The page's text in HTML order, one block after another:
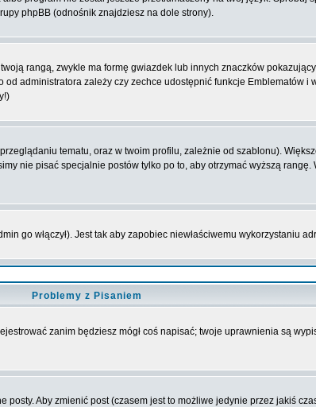
phpBB (odnośnik znajdziesz na dole strony).
rangą, zwykle ma formę gwiazdek lub innych znaczków
administratora zależy czy zechce udostępnić funkcje Emblematów
tematu, oraz w twoim profilu, zależnie od szablonu).
nie pisać specjalnie postów tylko po to, aby otrzymać wyższą
go włączył). Jest tak aby zapobiec niewłaściwemu wykorzystaniu
Problemy z Pisaniem
zanim będziesz mógł coś napisać; twoje uprawnienia są
Aby zmienić post (czasem jest to możliwe jedynie przez jakiś